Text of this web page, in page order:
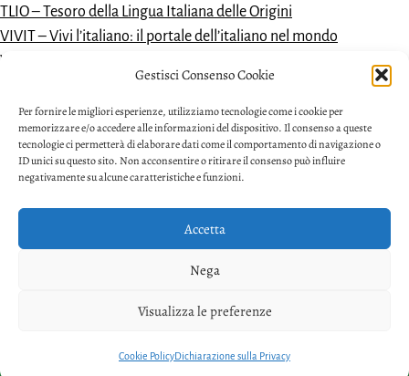
Gestisci Consenso Cookie
Per fornire le migliori esperienze, utilizziamo tecnologie come i cookie per
memorizzare e/o accedere alle informazioni del dispositivo. Il consenso a queste
tecnologie ci permetterà di elaborare dati come il comportamento di navigazione o
ID unici su questo sito. Non acconsentire o ritirare il consenso può influire
negativamente su alcune caratteristiche e funzioni.
Accetta
Nega
Visualizza le preferenze
Cookie PolicyDichiarazione sulla Privacy
TLIO – Tesoro della Lingua Italiana delle Origini
VIVIT – Vivi l’italiano: il portale dell’italiano nel mondo
Vocabolario dantesco
VoDIM – Vocabolario dell’italiano moderno